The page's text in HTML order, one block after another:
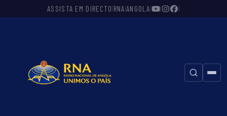
ASSISTA EM DIRECTO|RNA|ANGOLA| | | |